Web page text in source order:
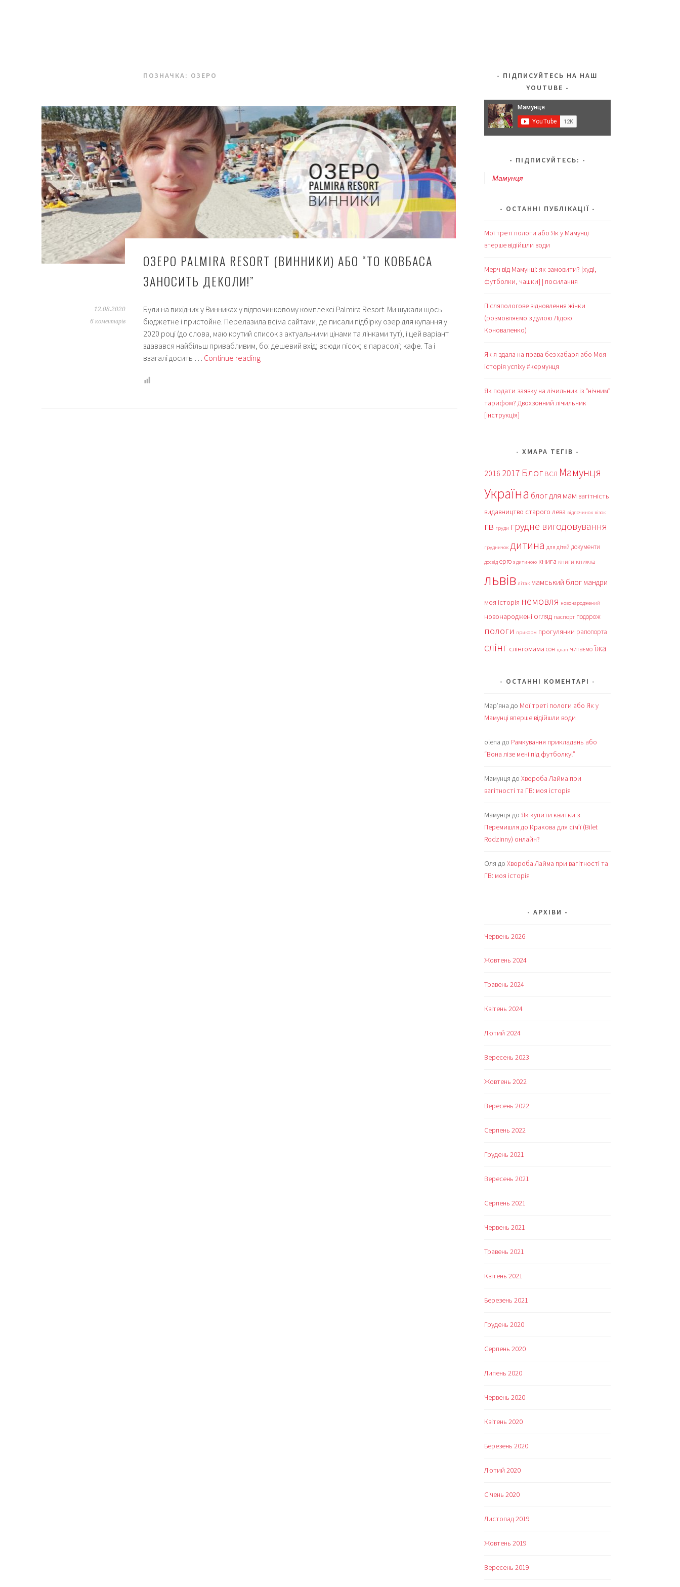
ПОЗНАЧКА: ОЗЕРО
ОЗЕРО PALMIRA RESORT (ВИННИКИ) АБО “ТО КОВБАСА
ЗАНОСИТЬ ДЕКОЛИ!”
12.08.2020
6 коментарів
Були на вихідних у Винниках у відпочинковому комплексі Palmira Resort. Ми шукали щось
бюджетне і пристойне. Перелазила всіма сайтами, де писали підбірку озер для купання у
2020 році (до слова, маю крутий список з актуальними цінами та лінками тут), і цей варіант
здавався найбільш привабливим, бо: дешевий вхід; всюди пісок; є парасолі; кафе. Та і
взагалі досить … Continue readingОзеро
ПІДПИСУЙТЕСЬ НА НАШ
YOUTUBE
ПІДПИСУЙТЕСЬ:
Мамунця
ОСТАННІ ПУБЛІКАЦІЇ
Мої треті пологи або Як у Мамунці
вперше відійшли води
Мерч від Мамунці: як замовити? [худі,
футболки, чашки] | посилання
Післяпологове відновлення жінки
(розмовляємо з дулою Лідою
Коноваленко)
Як я здала на права без хабаря або Моя
історія успіху #кермунця
Як подати заявку на лічильник із “нічним”
тарифом? Двохзонний лічильник
[інструкція]
ХМАРА ТЕГІВ
2016 2017 Блог ВСЛ Мамунця
Україна блог для мам вагітність
видавництво старого лева відпочинок візок
гв груди грудне вигодовування
грудничок дитина для дітей документи
досвід ерго з дитиною книга книги книжка
львів літак мамський блог мандри
моя історія немовля новонароджений
новонароджені огляд паспорт подорож
пологи прикорм прогулянки рапопорта
слінг слінгомама сон цнап читаємоїжа
ОСТАННІ КОМЕНТАРІ
Мар’яна до Мої треті пологи або Як у
Мамунці вперше відійшли води
olena до Рамкування прикладань або
“Вона лізе мені під футболку!”
Мамунця до Хвороба Лайма при
вагітності та ГВ: моя історія
Мамунця до Як купити квитки з
Перемишля до Кракова для сім’ї (Bilet
Rodzinny) онлайн?
Оля до Хвороба Лайма при вагітності та
ГВ: моя історія
АРХІВИ
Червень 2026
Жовтень 2024
Травень 2024
Квітень 2024
Лютий 2024
Вересень 2023
Жовтень 2022
Вересень 2022
Серпень 2022
Грудень 2021
Вересень 2021
Серпень 2021
Червень 2021
Травень 2021
Квітень 2021
Березень 2021
Грудень 2020
Серпень 2020
Липень 2020
Червень 2020
Квітень 2020
Березень 2020
Лютий 2020
Січень 2020
Листопад 2019
Жовтень 2019
Вересень 2019